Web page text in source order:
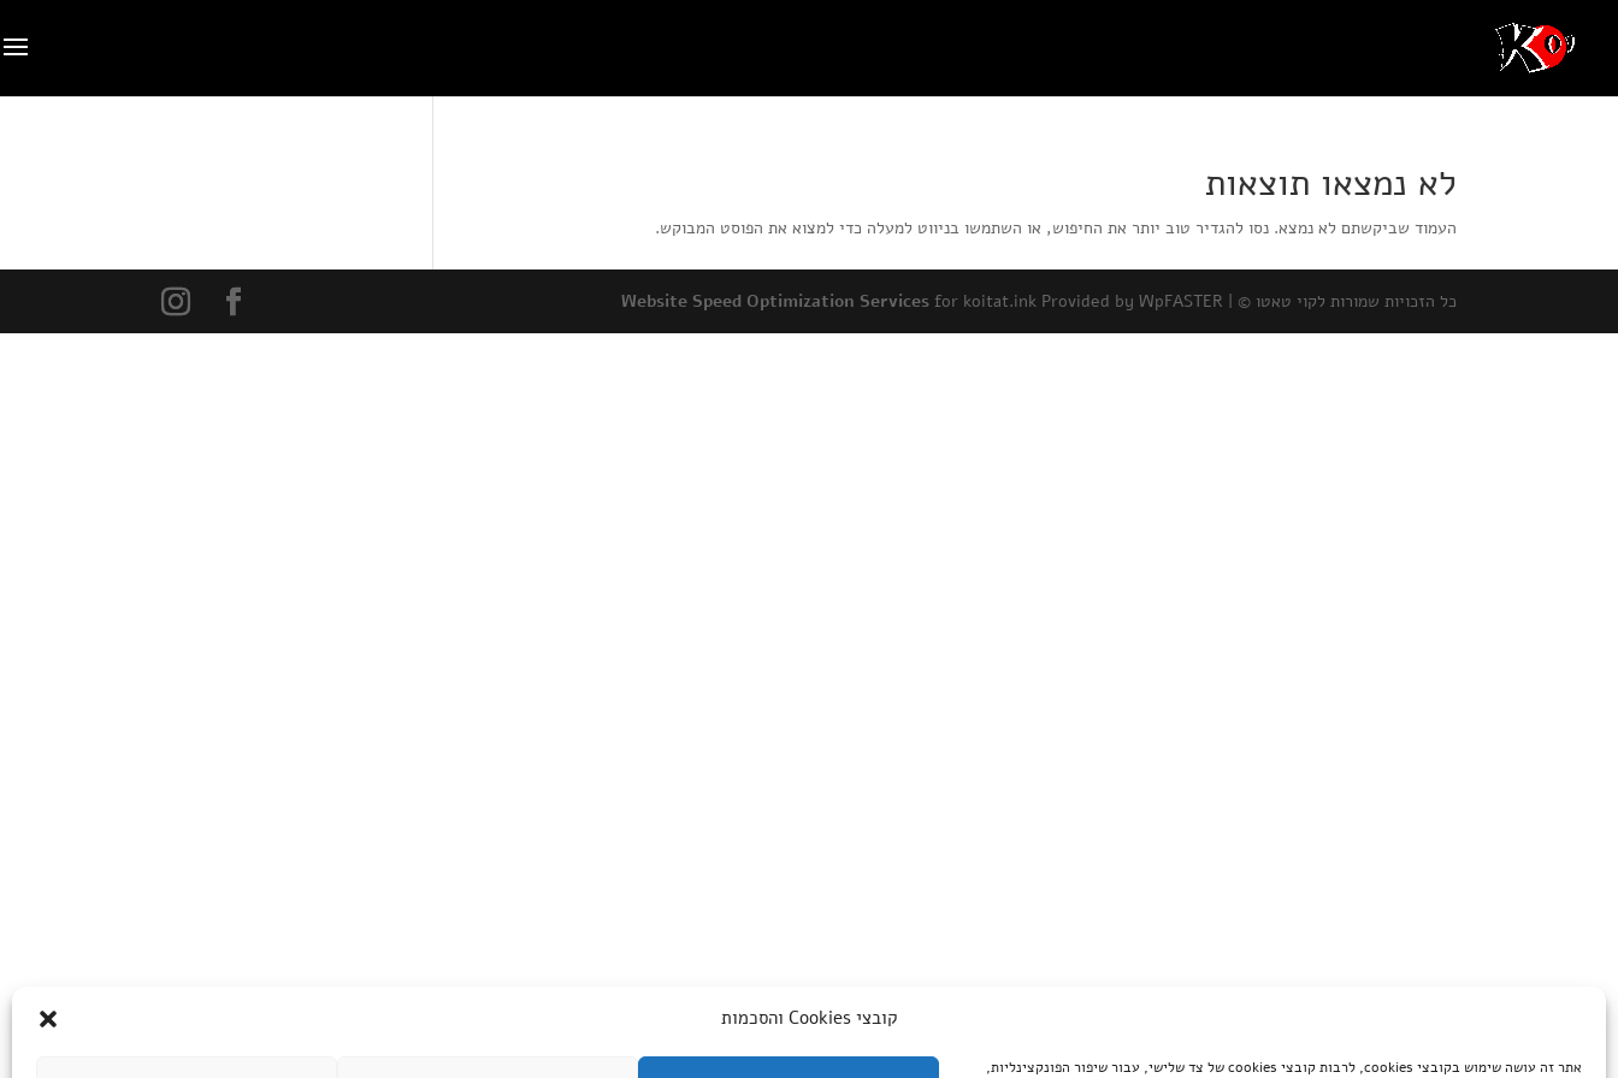
קובצי Cookies והסכמות
אתר זה עושה שימוש בקובצי cookies, לרבות קובצי cookies של צד שלישי, עבור שיפור הפונקצינליות,
לא נמצאו תוצאות
העמוד שביקשתם לא נמצא. נסו להגדיר טוב יותר את החיפוש, או השתמשו בניווט למעלה כדי למצוא את הפוסט המבוקש.
כל הזכויות שמורות לקוי טאטו © | Website Speed Optimization Servicesfor koitat.ink Provided by WpFASTER